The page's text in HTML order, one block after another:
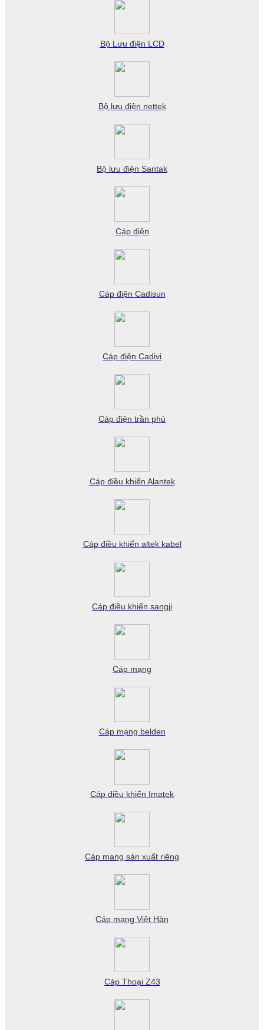
Bộ Lưu điện LCD
Bộ lưu điện nettek
Bộ lưu điện Santak
Cáp điện
Cáp điện Cadisun
Cáp điện Cadivi
Cáp điện trần phú
Cáp điều khiển Alantek
Cáp điều khiển altek kabel
Cáp điều khiển sangji
Cáp mạng
Cáp mạng belden
Cáp điều khiển Imatek
Cáp mang sản xuất riêng
Cáp mạng Việt Hàn
Cáp Thoại Z43